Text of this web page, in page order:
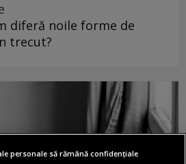
diferă noile forme de
trecut?
personale să rămână confidențiale